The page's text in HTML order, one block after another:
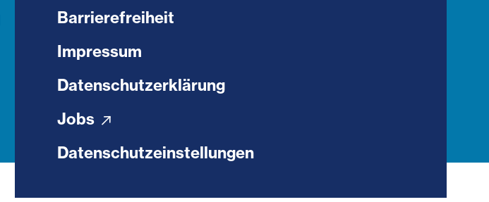
Barrierefreiheit
Impressum
Datenschutzerklärung
Jobs
Datenschutzeinstellungen